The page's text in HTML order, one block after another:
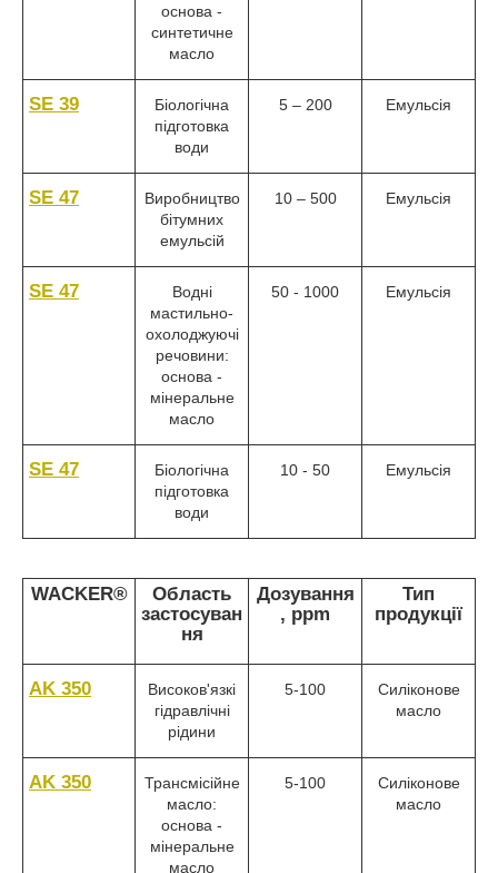
основа -
синтетичне
масло
SE 39
Біологічна
підготовка
води
5 – 200 Емульсія
SE 47
Виробництво
бітумних
емульсій
10 – 500 Емульсія
SE 47
Водні
мастильно-
охолоджуючі
речовини:
основа -
мінеральне
масло
50 - 1000 Емульсія
SE 47
Біологічна
підготовка
води
10 - 50 Емульсія
WACKER®
Область
застосуван
ня
Дозування
, ppm
Тип
продукції
AK 350
Високов'язкі
гідравлічні
рідини
5-100
Силіконове
масло
AK 350
Трансмісійне
масло:
основа -
мінеральне
масло
5-100
Силіконове
масло